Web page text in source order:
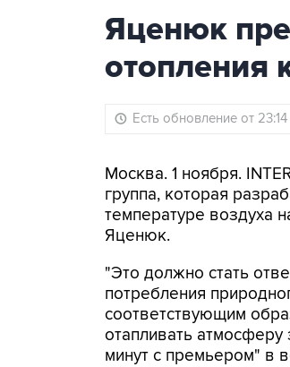
Яценюк
отопления
Есть обновление от 23:14
Москва. 1 ноября.
группа, которая
температуре воздуха
Яценюк.
"Это должно стать
потребления
соответствующим
отапливать
минут с премьером" в